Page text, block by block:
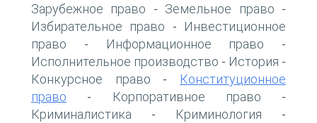
Зарубежное право - Земельное право -
Избирательное право -
Инвестиционное
право - Информационное право -
Исполнительное производство - История -
Конкурсное право -
Конституционное
право - Корпоративное право -
Криминалистика - Криминология -